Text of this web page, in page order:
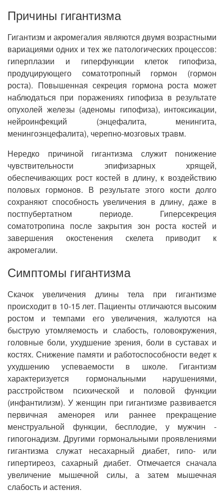
Причины гигантизма
Гигантизм и акромегалия являются двумя возрастными
вариациями одних и тех же патологических процессов:
гиперплазии и гиперфункции клеток гипофиза,
продуцирующего соматотропный гормон (гормон
роста). Повышенная секреция гормона роста может
наблюдаться при поражениях гипофиза в результате
опухолей железы (аденомы гипофиза), интоксикации,
нейроинфекций (энцефалита, менингита,
менингоэнцефалита), черепно-мозговых травм.
Нередко причиной гигантизма служит понижение
чувствительности эпифизарных хрящей,
обеспечивающих рост костей в длину, к воздействию
половых гормонов. В результате этого кости долго
сохраняют способность увеличения в длину, даже в
постпубертатном периоде. Гиперсекреция
соматотропина после закрытия зон роста костей и
завершения окостенения скелета приводит к
акромегалии.
Симптомы гигантизма
Скачок увеличения длины тела при гигантизме
происходит в 10-15 лет. Пациенты отличаются высоким
ростом и темпами его увеличения, жалуются на
быструю утомляемость и слабость, головокружения,
головные боли, ухудшение зрения, боли в суставах и
костях. Снижение памяти и работоспособности ведет к
ухудшению успеваемости в школе. Гигантизм
характеризуется гормональными нарушениями,
расстройством психической и половой функции
(инфантилизм). У женщин при гигантизме развивается
первичная аменорея или раннее прекращение
менструальной функции, бесплодие, у мужчин -
гипогонадизм. Другими гормональными проявлениями
гигантизма служат несахарный диабет, гипо- или
гипертиреоз, сахарный диабет. Отмечается сначала
увеличение мышечной силы, а затем мышечная
слабость и астения.